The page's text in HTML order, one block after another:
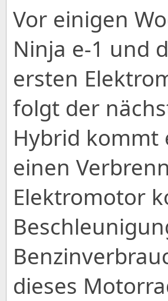
Vor einigen
Ninja e-1 und
ersten
folgt der
Hybrid kommt
einen
Elektromotor
dieses